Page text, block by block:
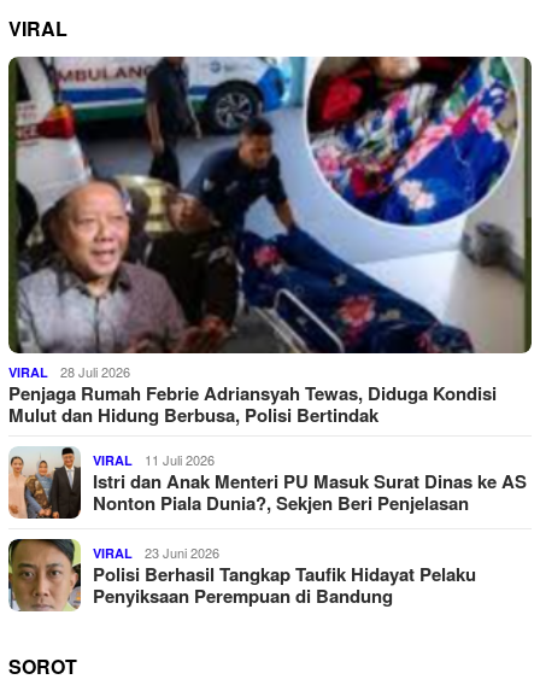
VIRAL
VIRAL 28 Juli 2026
Penjaga Rumah Febrie Adriansyah Tewas, Diduga Kondisi
Mulut dan Hidung Berbusa, Polisi Bertindak
VIRAL 11 Juli 2026
Istri dan Anak Menteri PU Masuk Surat Dinas ke AS
Nonton Piala Dunia?, Sekjen Beri Penjelasan
VIRAL 23 Juni 2026
Polisi Berhasil Tangkap Taufik Hidayat Pelaku
Penyiksaan Perempuan di Bandung
SOROT